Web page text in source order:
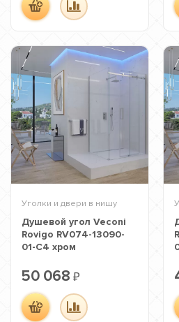
Уголки и двери в нишу
Душевой угол Veconi
Rovigo RV074-13090-
01-C4 хром
50 068 ₽